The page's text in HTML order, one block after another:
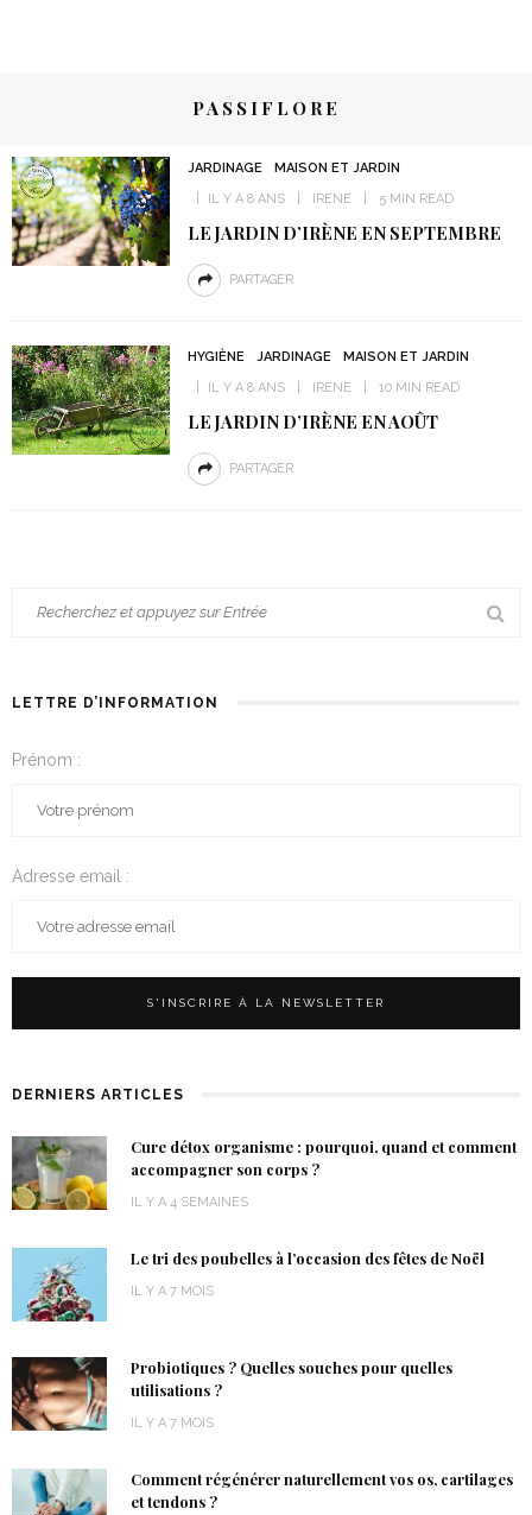
PASSIFLORE
JARDINAGE
MAISON ET JARDIN
IL Y A 8 ANS
IRENE 5 MIN READ
LE JARDIN D’IRÈNE EN SEPTEMBRE
PARTAGER
HYGIÈNE JARDINAGE
MAISON ET JARDIN
IL Y A 8 ANS
IRENE 10 MIN READ
LE JARDIN D’IRÈNE EN AOÛT
PARTAGER
LETTRE D’INFORMATION
Prénom :
Adresse email :
DERNIERS ARTICLES
Cure détox organisme : pourquoi, quand et comment
accompagner son corps ?
IL Y A 4 SEMAINES
Le tri des poubelles à l’occasion des fêtes de Noël
IL Y A 7 MOIS
Probiotiques ? Quelles souches pour quelles
utilisations ?
IL Y A 7 MOIS
Comment régénérer naturellement vos os, cartilages
et tendons ?